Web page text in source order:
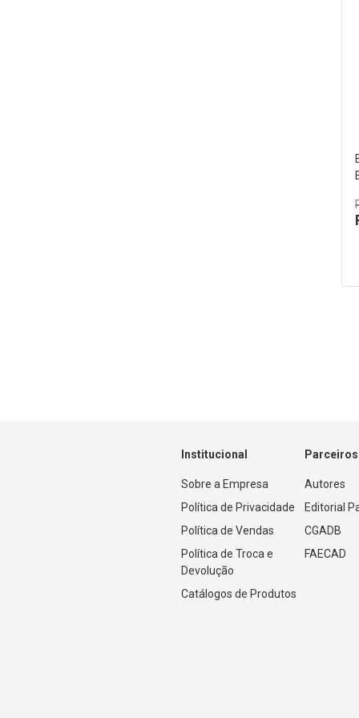
Institucional
Sobre a Empresa
Política de Privacidade
Política de Vendas
Política de Troca e
Devolução
Catálogos de Produtos
Parceiros
Autores
Editorial
CGADB
FAECAD